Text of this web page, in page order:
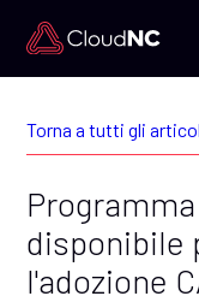
Torna a tutti gli
disponibile
l'adozione